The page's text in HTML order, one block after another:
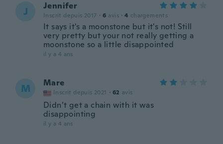
J Jennifer
Inscrit depuis 2017 · 6 avis · 4 chargements
It says it's a moonstone but it's not! Still
very pretty but your not really getting a
moonstone so a little disappointed
il y a 4 ans
M Mare
Inscrit depuis 2021 · 62 avis
Didn’t get a chain with it was
disappointing
il y a 4 ans